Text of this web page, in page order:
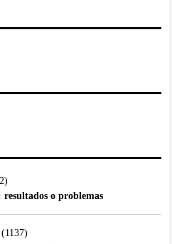
o problemas
(1137)